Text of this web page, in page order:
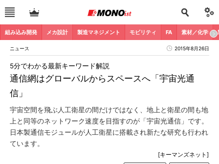
組み込み開発 メカ設計 製造マネジメント モビリティ FA 素材／化学
ニュース 2015年8月26日
通信網はグローバルからスペースへ「宇宙光通
信」
5分でわかる最新キーワード解説
宇宙空間を飛ぶ人工衛星の間だけではなく、地上と衛星の間も地
上と同等のネットワーク速度を目指すのが「宇宙光通信」です。
日本製通信モジュールが人工衛星に搭載され新たな研究も行われ
ています。
[キーマンズネット]